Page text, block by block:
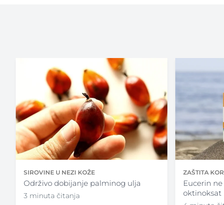
SIROVINE U NEZI KOŽE
Održivo dobijanje palminog ulja
3 minuta čitanja
ZAŠTITA
Eucerin
oktinoksat